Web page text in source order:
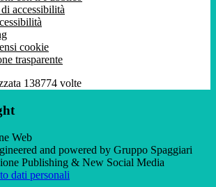
accessibilità
cookie
trasparente
138774 volte
and powered by Gruppo Spaggiari
Publishing & New Social Media
dati personali